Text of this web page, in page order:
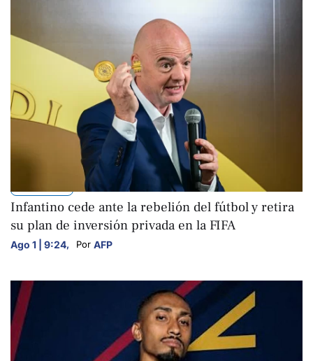
Infantino cede ante la rebelión del fútbol y retira
su plan de inversión privada en la FIFA
Ago 1 | 9:24, Por AFP